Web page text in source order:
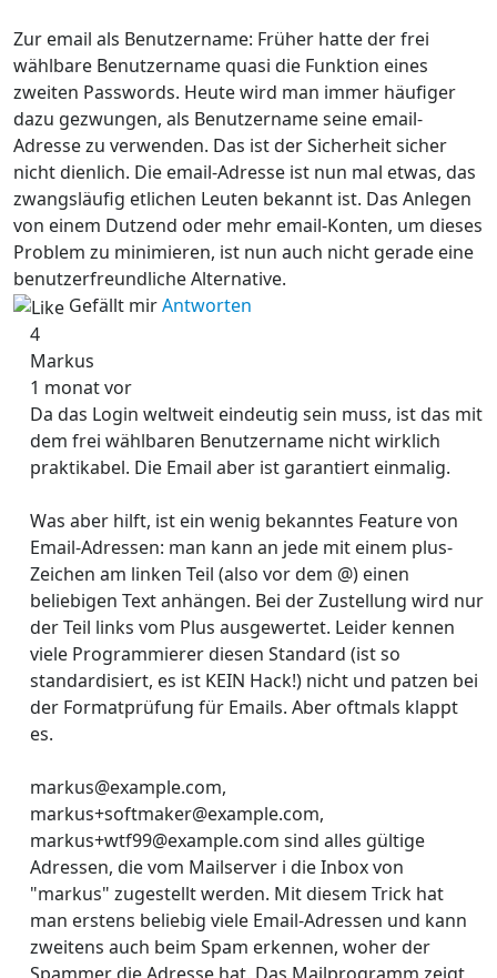
Zur email als Benutzername: Früher hatte der frei
wählbare Benutzername quasi die Funktion eines
zweiten Passwords. Heute wird man immer häufiger
dazu gezwungen, als Benutzername seine email-
Adresse zu verwenden. Das ist der Sicherheit sicher
nicht dienlich. Die email-Adresse ist nun mal etwas, das
zwangsläufig etlichen Leuten bekannt ist. Das Anlegen
von einem Dutzend oder mehr email-Konten, um dieses
Problem zu minimieren, ist nun auch nicht gerade eine
benutzerfreundliche Alternative.
Gefällt mirAntworten
4
Markus
1 monat vor
Da das Login weltweit eindeutig sein muss, ist das mit
dem frei wählbaren Benutzername nicht wirklich
praktikabel. Die Email aber ist garantiert einmalig.
Was aber hilft, ist ein wenig bekanntes Feature von
Email-Adressen: man kann an jede mit einem plus-
Zeichen am linken Teil (also vor dem @) einen
beliebigen Text anhängen. Bei der Zustellung wird nur
der Teil links vom Plus ausgewertet. Leider kennen
viele Programmierer diesen Standard (ist so
standardisiert, es ist KEIN Hack!) nicht und patzen bei
der Formatprüfung für Emails. Aber oftmals klappt
es.
markus@example.com,
markus+softmaker@example.com,
markus+wtf99@example.com sind alles gültige
Adressen, die vom Mailserver i die Inbox von
"markus" zugestellt werden. Mit diesem Trick hat
man erstens beliebig viele Email-Adressen und kann
zweitens auch beim Spam erkennen, woher der